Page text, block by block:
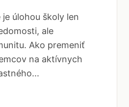
je úlohou školy len
ale
Ako premeniť
na aktívnych